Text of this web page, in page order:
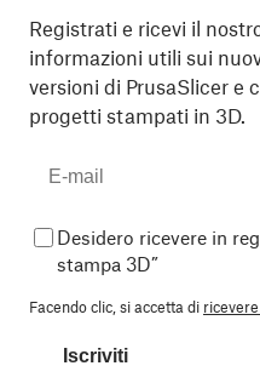
Registrati e ricevi il
informazioni utili sui
versioni di PrusaSlicer e
progetti stampati in 3D.
Desidero ricevere in
stampa 3D”
Facendo clic, si accetta di
Iscriviti